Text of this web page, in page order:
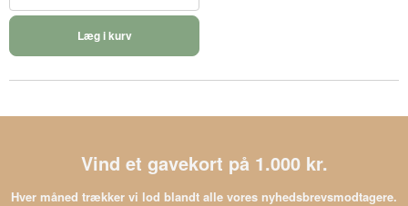
Læg i kurv
Vind et gavekort på 1.000 kr.
Hver måned trækker vi lod blandt alle vores nyhedsbrevsmodtagere.